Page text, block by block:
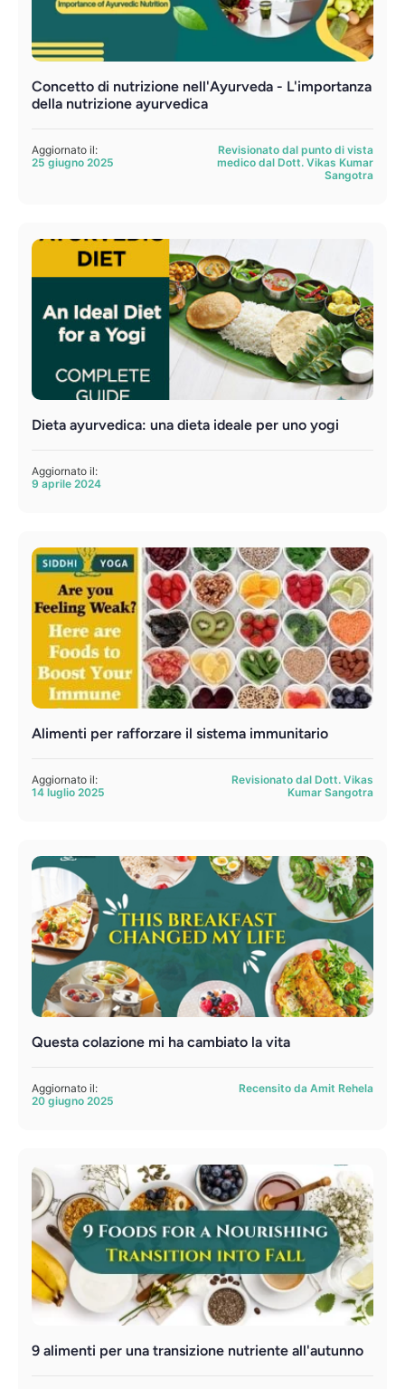
Concetto di nutrizione nell'Ayurveda - L'importanza
della nutrizione ayurvedica
Aggiornato il:
25 giugno 2025
Revisionato dal punto di vista
medico dal Dott. Vikas Kumar
Sangotra
Dieta ayurvedica: una dieta ideale per uno yogi
Aggiornato il:
9 aprile 2024
Alimenti per rafforzare il sistema immunitario
Aggiornato il:
14 luglio 2025
Revisionato dal Dott. Vikas
Kumar Sangotra
Questa colazione mi ha cambiato la vita
Aggiornato il:
20 giugno 2025
Recensito da Amit Rehela
9 alimenti per una transizione nutriente all'autunno